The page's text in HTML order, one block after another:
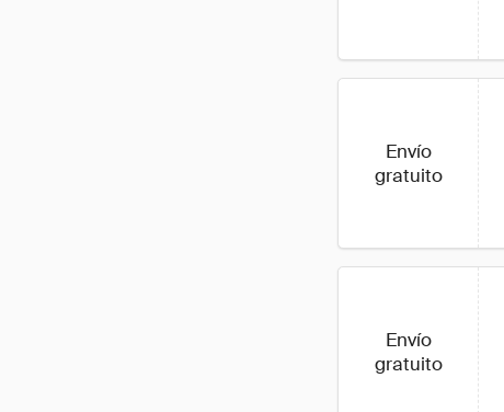
Envío
gratuito
Envío
gratuito